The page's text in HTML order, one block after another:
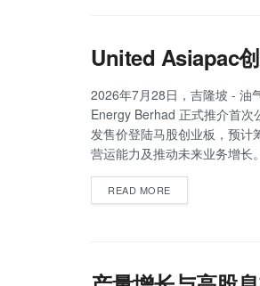
United Asiapac
2026年7月28日，吉隆坡 - 油
Energy Berhad 正式推介首次
发售价登陆马股创业板，预计
营运能力及推动未来业务增长。
READ MORE